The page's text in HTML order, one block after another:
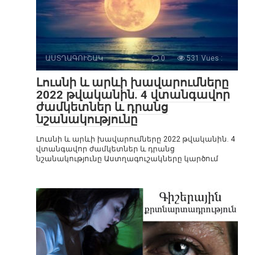
ԱՍՏՂԱԳՈՒՇԱԿ 0 531 Vues :
Լուսնի և արևի խավարումները
2022 թվականին. 4 վտանգավոր
ժամկետներ և դրանց
նշանակությունը
Լուսնի և արևի խավարումները 2022 թվականին. 4
վտանգավոր ժամկետներ և դրանց
նշանակությունը Աստղագուշակները կարծում